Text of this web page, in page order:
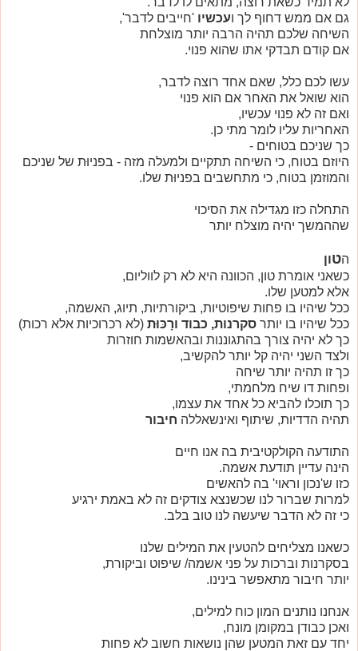
גם אם ממש דחוף לך ועכשיו 'חייבים לדבר',
השיחה שלכם תהיה הרבה יותר מוצלחת
אם קודם תבדקי אתו שהוא פנוי.
עשו לכם כלל, שאם אחד רוצה לדבר,
הוא שואל את האחר אם הוא פנוי
ואם זה לא פנוי עכשיו,
האחריות עליו לומר מתי כן.
כך שניכם בטוחים -
היוזם בטוח, כי השיחה תתקיים ולמעלה מזה - בפניוּת של שניכם
והמוזמן בטוח, כי מתחשבים בפניוּת שלו.
התחלה כזו מגדילה את הסיכוי
שההמשך יהיה מוצלח יותר
הטון
כשאני אומרת טון, הכוונה היא לא רק לווליום,
אלא למטען שלו.
ככל שיהיו בו פחות שיפוטיות, ביקורתיות, תיוג, האשמה,
ככל שיהיו בו יותר סקרנות, כבוד ורָכּוּת (לא רכרוכיות אלא רכות)
כך לא יהיה צורך בהתגוננות ובהאשמות חוזרות
ולצד השני יהיה קל יותר להקשיב,
כך זו תהיה יותר שיחה
ופחות דו שיח מלחמתי,
כך תוכלו להביא כל אחד את עצמו,
תהיה הדדיות, שיתוף ואינשאללה חיבור
התודעה הקולקטיבית בה אנו חיים
הינה עדיין תודעת אשמה.
כזו ש'נכון וראוי' בה להאשים
למרות שברור לנו שכשנצא צודקים זה לא באמת ירגיע
כי זה לא הדבר שיעשה לנו טוב בלב.
כשאנו מצליחים להטעין את המילים שלנו
בסקרנות וברכות על פני אשמה/ שיפוט וביקורת,
יותר חיבור מתאפשר בינינו.
אנחנו נותנים המון כוח למילים,
ואכן כבודן במקומן מונח,
יחד עם זאת המטען שהן נושאות חשוב לא פחות